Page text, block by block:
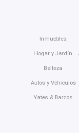
Inmuebles
Hogar y Jardín
Belleza
Autos y Vehículos
Yates & Barcos